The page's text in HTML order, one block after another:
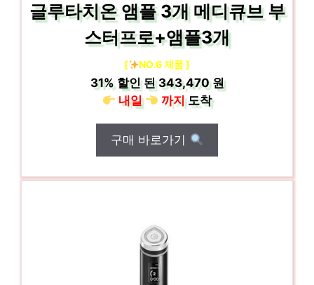
글루타치온 앰플 3개 메디큐브 부
스터프로+앰플3개
[ NO.6 제품 ]
31%할인 된343,470 원
내일
까지도착
구매 바로가기